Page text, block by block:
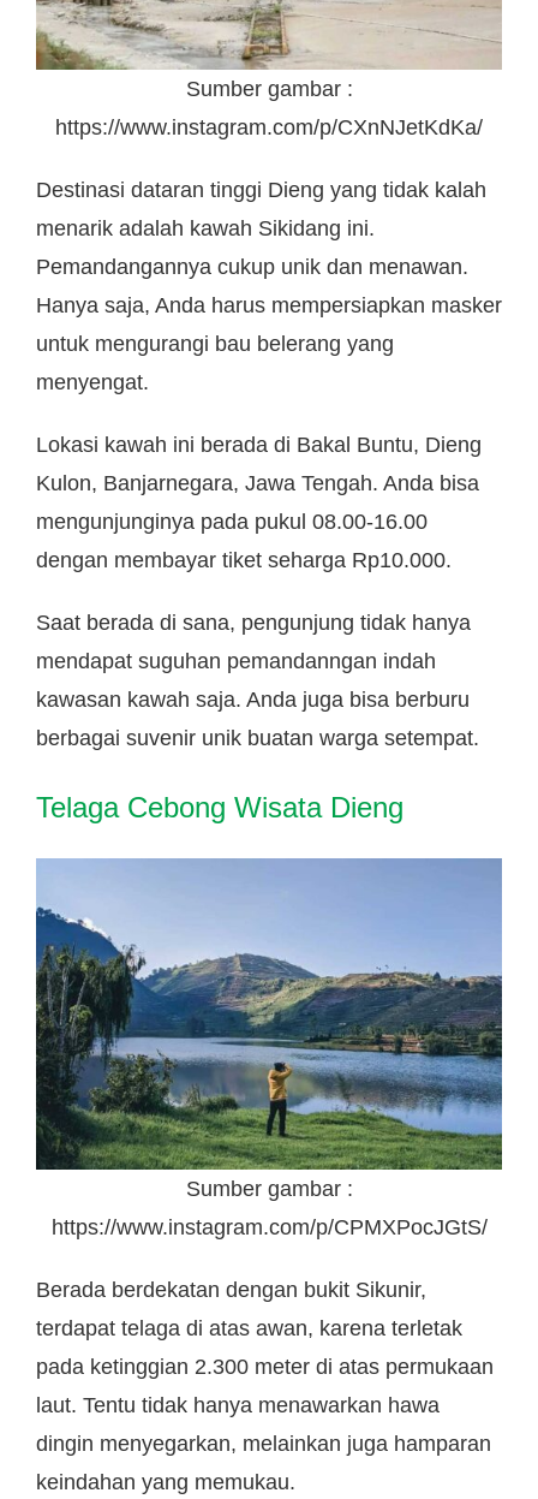
Sumber gambar :
https://www.instagram.com/p/CXnNJetKdKa/
Destinasi dataran tinggi Dieng yang tidak kalah
menarik adalah kawah Sikidang ini.
Pemandangannya cukup unik dan menawan.
Hanya saja, Anda harus mempersiapkan masker
untuk mengurangi bau belerang yang
menyengat.
Lokasi kawah ini berada di Bakal Buntu, Dieng
Kulon, Banjarnegara, Jawa Tengah. Anda bisa
mengunjunginya pada pukul 08.00-16.00
dengan membayar tiket seharga Rp10.000.
Saat berada di sana, pengunjung tidak hanya
mendapat suguhan pemandanngan indah
kawasan kawah saja. Anda juga bisa berburu
berbagai suvenir unik buatan warga setempat.
Telaga Cebong Wisata Dieng
Sumber gambar :
https://www.instagram.com/p/CPMXPocJGtS/
Berada berdekatan dengan bukit Sikunir,
terdapat telaga di atas awan, karena terletak
pada ketinggian 2.300 meter di atas permukaan
laut. Tentu tidak hanya menawarkan hawa
dingin menyegarkan, melainkan juga hamparan
keindahan yang memukau.